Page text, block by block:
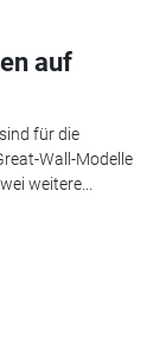
auf
für die
Wall-Modelle
weitere...